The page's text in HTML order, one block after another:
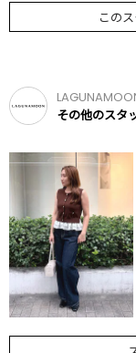
この
その他のスタ